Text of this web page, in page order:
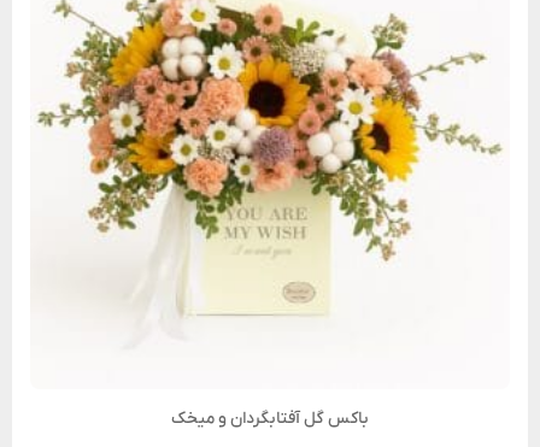
باکس گل آفتابگردان و میخک